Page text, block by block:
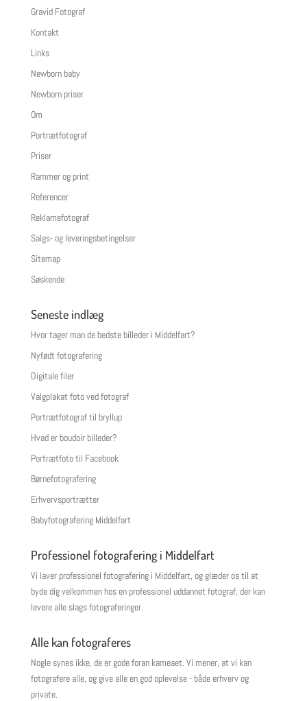
Gravid Fotograf
Kontakt
Links
Newborn baby
Newborn priser
Om
Portrætfotograf
Priser
Rammer og print
Referencer
Reklamefotograf
Salgs- og leveringsbetingelser
Sitemap
Søskende
Seneste indlæg
Hvor tager man de bedste billeder i Middelfart?
Nyfødt fotografering
Digitale filer
Valgplakat foto ved fotograf
Portrætfotograf til bryllup
Hvad er boudoir billeder?
Portrætfoto til Facebook
Børnefotografering
Erhvervsportrætter
Babyfotografering Middelfart
Professionel fotografering i Middelfart
Vi laver professionel fotografering i Middelfart, og glæder os til at
byde dig velkommen hos en professionel uddannet fotograf, der kan
levere alle slags fotograferinger.
Alle kan fotograferes
Nogle synes ikke, de er gode foran kameaet. Vi mener, at vi kan
fotografere alle, og give alle en god oplevelse - både erhverv og
private.